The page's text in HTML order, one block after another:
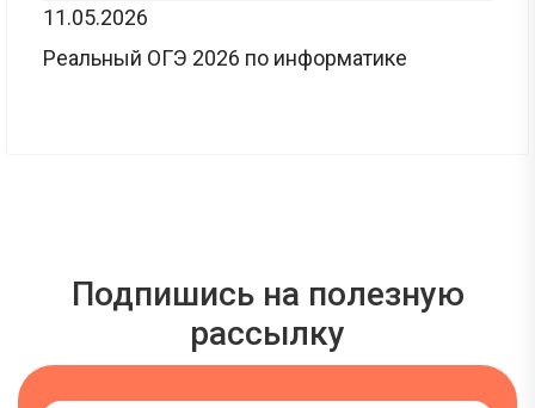
11.05.2026
Реальный ОГЭ 2026 по информатике
Подпишись на полезную
рассылку